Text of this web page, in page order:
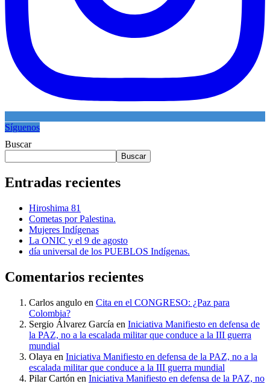
Síguenos
Buscar
Buscar
Entradas recientes
Hiroshima 81
Cometas por Palestina.
Mujeres Indígenas
La ONIC y el 9 de agosto
día universal de los PUEBLOS Indígenas.
Comentarios recientes
Carlos angulo en Cita en el CONGRESO: ¿Paz para
Colombia?
Sergio Álvarez García en Iniciativa Manifiesto en defensa de
la PAZ, no a la escalada militar que conduce a la III guerra
mundial
Olaya en Iniciativa Manifiesto en defensa de la PAZ, no a la
escalada militar que conduce a la III guerra mundial
Pilar Cartón en Iniciativa Manifiesto en defensa de la PAZ, no